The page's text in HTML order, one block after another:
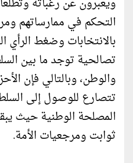
التحكم في ممارساتهم
بالانتخابات وضغط الرأي
تصالحية توجد ما بين
والوطن، وبالتالي فإن
تتصارع للوصول إلى
المصلحة الوطنية حيث
ثوابت ومرجعيات الأمة.